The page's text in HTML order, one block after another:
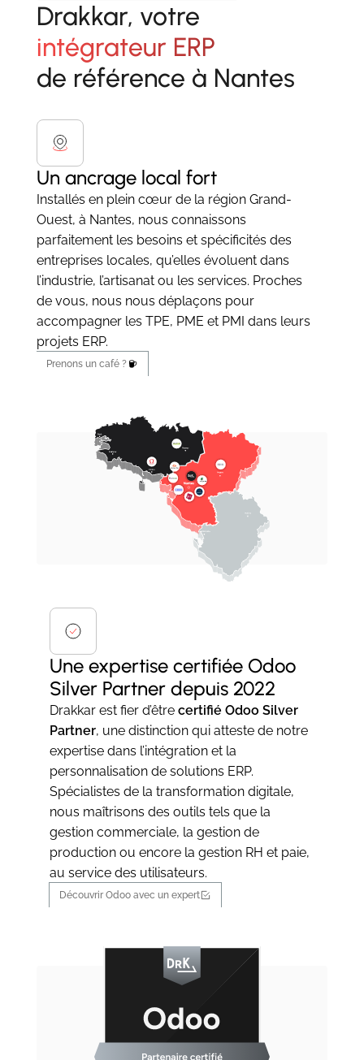
Drakkar, votre
intégrateur ERP
de référence à Nantes
Un ancrage local fort
Installés en plein cœur de la région Grand-
Ouest, à Nantes, nous connaissons
parfaitement les besoins et spécificités des
entreprises locales, qu’elles évoluent dans
l’industrie, l’artisanat ou les services. Proches
de vous, nous nous déplaçons pour
accompagner les TPE, PME et PMI dans leurs
projets ERP.
Prenons un café ?
Une expertise certifiée Odoo
Silver Partner depuis 2022
Drakkar est fier d’être certifié Odoo Silver
Partner, une distinction qui atteste de notre
expertise dans l’intégration et la
personnalisation de solutions ERP.
Spécialistes de la transformation digitale,
nous maîtrisons des outils tels que la
gestion commerciale, la gestion de
production ou encore la gestion RH et paie,
au service des utilisateurs.
Découvrir Odoo avec un expert